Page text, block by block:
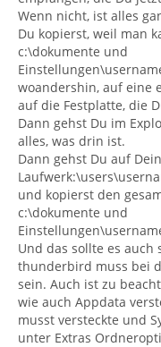
Wenn nicht, ist alles
Du kopierst, weil man
c:\dokumente und
woandershin, auf eine
auf die Festplatte, die
Dann gehst Du im
alles, was drin ist.
Dann gehst Du auf
und kopierst den
c:\dokumente und
Und das sollte es auch
thunderbird muss bei
sein. Auch ist zu
wie auch Appdata
musst versteckte und
unter Extras